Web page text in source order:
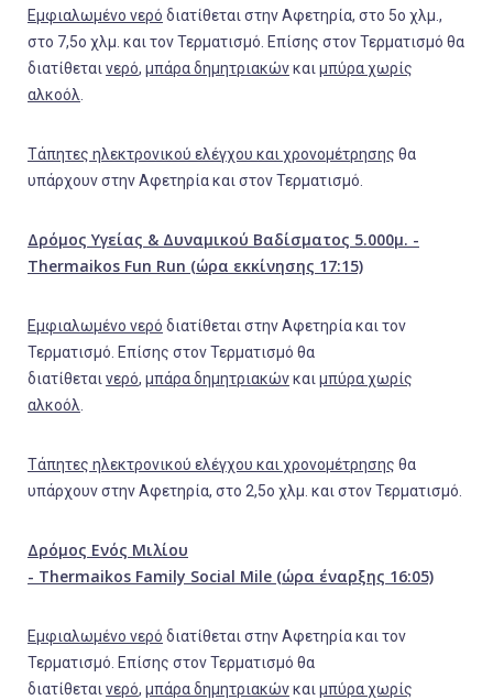
Εμφιαλωμένο νερό διατίθεται στην Αφετηρία, στο 5ο χλμ.,
στο 7,5ο χλμ. και τον Τερματισμό. Επίσης στον Τερματισμό θα
διατίθεταινερό, μπάρα δημητριακώνκαιμπύρα χωρίς
αλκοόλ.
Τάπητες ηλεκτρονικού ελέγχου και χρονομέτρησης θα
υπάρχουν στην Αφετηρία και στον Τερματισμό.
Δρόμος Υγείας & Δυναμικού Βαδίσματος 5.000μ. -
Thermaikos Fun Run (ώρα εκκίνησης 17:15)
Εμφιαλωμένο νερό διατίθεται στην Αφετηρία και τον
Τερματισμό. Επίσης στον Τερματισμό θα
διατίθεταινερό, μπάρα δημητριακώνκαιμπύρα χωρίς
αλκοόλ.
Τάπητες ηλεκτρονικού ελέγχου και χρονομέτρησης θα
υπάρχουν στην Αφετηρία, στο 2,5ο χλμ. και στον Τερματισμό.
Δρόμος Ενός Μιλίου
- Thermaikos Family Social Mile (ώρα έναρξης 16:05)
Εμφιαλωμένο νερό διατίθεται στην Αφετηρία και τον
Τερματισμό. Επίσης στον Τερματισμό θα
διατίθεταινερό, μπάρα δημητριακώνκαιμπύρα χωρίς